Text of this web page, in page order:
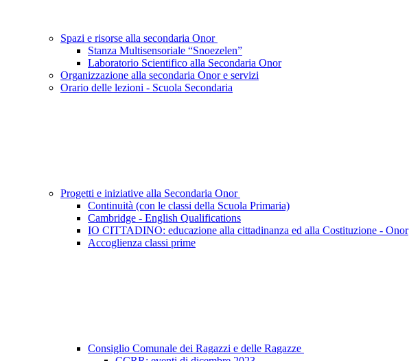
Spazi e risorse alla secondaria Onor
Stanza Multisensoriale “Snoezelen”
Laboratorio Scientifico alla Secondaria Onor
Organizzazione alla secondaria Onor e servizi
Orario delle lezioni - Scuola Secondaria
Progetti e iniziative alla Secondaria Onor
Continuità (con le classi della Scuola Primaria)
Cambridge - English Qualifications
IO CITTADINO: educazione alla cittadinanza ed alla Costituzione - Onor
Accoglienza classi prime
Consiglio Comunale dei Ragazzi e delle Ragazze